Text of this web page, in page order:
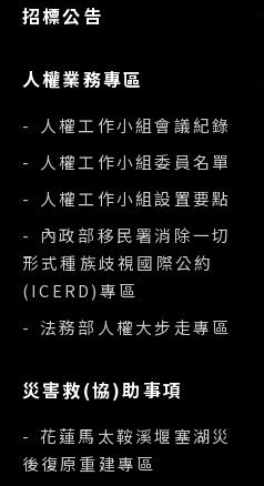
招標公告
人權業務專區
- 人權工作小組會議紀錄
- 人權工作小組委員名單
- 人權工作小組設置要點
- 內政部移民署消除一切
形式種族歧視國際公約
(ICERD)專區
- 法務部人權大步走專區
災害救(協)助事項
- 花蓮馬太鞍溪堰塞湖災
後復原重建專區